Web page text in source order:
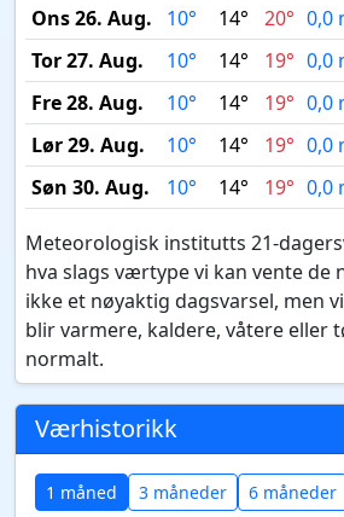
Ons 26. Aug.
10° 14° 20° 0,0
Tor 27. Aug.
10° 14° 19° 0,0
Fre 28. Aug.
10° 14° 19° 0,0
Lør 29. Aug.
10° 14° 19° 0,0
Søn 30. Aug.
10° 14° 19° 0,0
Meteorologisk institutts 21-
hva slags værtype vi kan vente de
ikke et nøyaktig dagsvarsel, men
blir varmere, kaldere, våtere eller
normalt.
Værhistorikk
1 måned 3 måneder 6 måneder